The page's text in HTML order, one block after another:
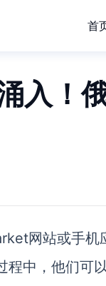
首
入！
网站或手
程中，他们可